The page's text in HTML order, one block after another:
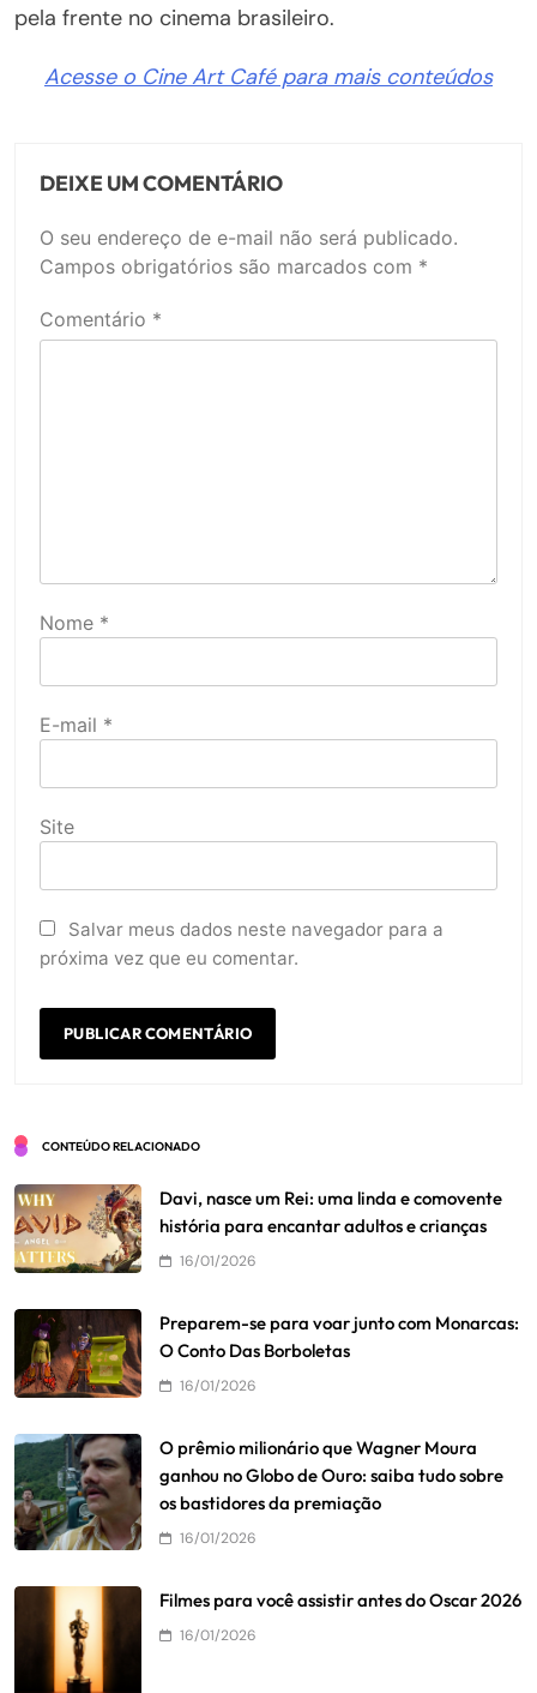
pela frente no cinema brasileiro.
Acesse o Cine Art Café para mais conteúdos
DEIXE UM COMENTÁRIO
O seu endereço de e-mail não será publicado.
Campos obrigatórios são marcados com *
Comentário *
Nome *
E-mail *
Site
Salvar meus dados neste navegador para a
próxima vez que eu comentar.
CONTEÚDO RELACIONADO
Davi, nasce um Rei: uma linda e comovente
história para encantar adultos e crianças
16/01/2026
Preparem-se para voar junto com Monarcas:
O Conto Das Borboletas
16/01/2026
O prêmio milionário que Wagner Moura
ganhou no Globo de Ouro: saiba tudo sobre
os bastidores da premiação
16/01/2026
Filmes para você assistir antes do Oscar 2026
16/01/2026